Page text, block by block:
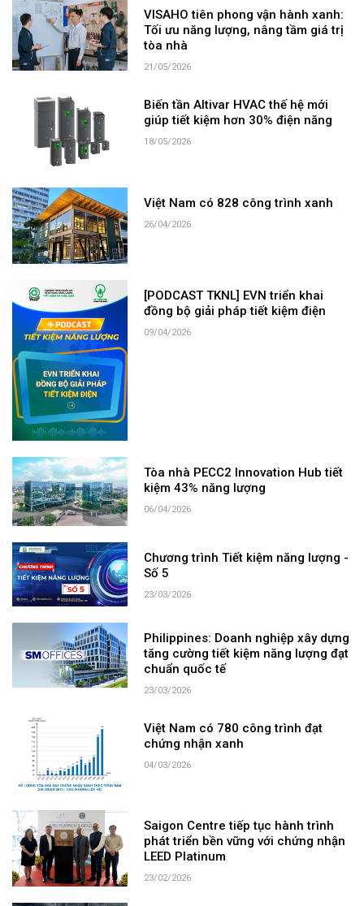
VISAHO tiên phong vận hành xanh:
Tối ưu năng lượng, nâng tầm giá trị
tòa nhà
21/05/2026
Biến tần Altivar HVAC thế hệ mới
giúp tiết kiệm hơn 30% điện năng
18/05/2026
Việt Nam có 828 công trình xanh
26/04/2026
[PODCAST TKNL] EVN triển khai
đồng bộ giải pháp tiết kiệm điện
09/04/2026
Tòa nhà PECC2 Innovation Hub tiết
kiệm 43% năng lượng
06/04/2026
Chương trình Tiết kiệm năng lượng -
Số 5
23/03/2026
Philippines: Doanh nghiệp xây dựng
tăng cường tiết kiệm năng lượng đạt
chuẩn quốc tế
23/03/2026
Việt Nam có 780 công trình đạt
chứng nhận xanh
04/03/2026
Saigon Centre tiếp tục hành trình
phát triển bền vững với chứng nhận
LEED Platinum
23/02/2026